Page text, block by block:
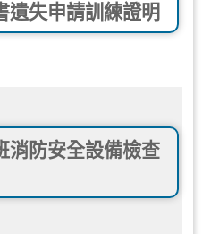
遺失申請訓練證明
消防安全設備檢查